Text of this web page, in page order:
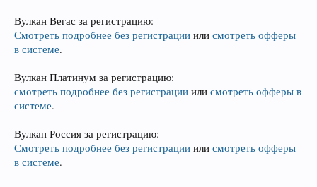
Вулкан Вегас за регистрацию:
Смотреть подробнее без регистрации или смотреть офферы
в системе.
Вулкан Платинум за регистрацию:
смотреть подробнее без регистрации или смотреть офферы в
системе.
Вулкан Россия за регистрацию:
Смотреть подробнее без регистрации или смотреть офферы
в системе.